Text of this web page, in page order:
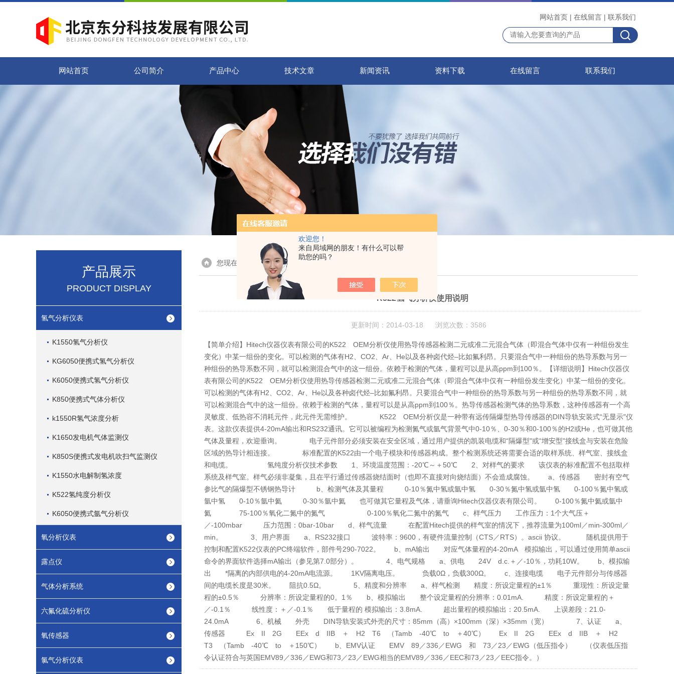
欢迎您！
来自局域网的朋友！有什么可以帮
助您的吗？
网站首页 | 在线留言 | 联系我们
网站首页 公司简介 产品中心 技术文章 新闻资讯 资料下载 在线留言 联系我们
产品展示
PRODUCT DISPLAY
氢气分析仪表
K1550氢气分析仪
KG6050便携式氢气分析仪
K6050便携式氢气分析仪
K850便携式气体分析仪
k1550R氢气浓度分析
K1650发电机气体监测仪
K850S便携式发电机吹扫气监测仪
K1550水电解制氢浓度
K522氢纯度分析仪
K6050便携式氩气分析仪
氧分析仪表
露点仪
气体分析系统
六氟化硫分析仪
氧传感器
氯气分析仪表
您现在的位置：首页> 技术文章 > K522氢气分析仪使用说明
K522氢气分析仪使用说明
更新时间：2014-03-18 浏览次数：3586
【简单介绍】Hitech仪器仪表有限公司的K522 OEM分析仪使用热导传感器检测二元或准二元混合气体（即混合气体中仅有一种组份发生
变化）中某一组份的变化。可以检测的气体有H2、CO2、Ar、He以及各种卤代烃–比如氟利昂。只要混合气中一种组份的热导系数与另一
种组份的热导系数不同，就可以检测混合气中的这一组份。依赖于检测的气体，量程可以是从高ppm到100％。【详细说明】Hitech仪器仪
表有限公司的K522 OEM分析仪使用热导传感器检测二元或准二元混合气体（即混合气体中仅有一种组份发生变化）中某一组份的变化。
可以检测的气体有H2、CO2、Ar、He以及各种卤代烃–比如氟利昂。只要混合气中一种组份的热导系数与另一种组份的热导系数不同，就
可以检测混合气中的这一组份。依赖于检测的气体，量程可以是从高ppm到100％。热导传感器检测气体的热导系数，这种传感器有一个高
灵敏度、低热容不消耗元件，此元件无需维护。 K522 OEM分析仪是一种带有远传隔爆型热导传感器的DIN导轨安装式“无显示"仪
表。这款仪表提供4-20mA输出和RS232通讯。它可以被编程为检测氮气或氩气背景气中0-10％、0-30％和0-100％的H2或He，也可做其他
气体及量程，欢迎垂询。 电子元件部分必须安装在安全区域，通过用户提供的凯装电缆和“隔爆型"或“增安型"接线盒与安装在危险
区域的热导计相连接。 标准配置的K522由一个电子模块和传感器构成。整个检测系统还将需要合适的取样系统、样气室、接线盒
和电缆。 氢纯度分析仪技术参数 1、环境温度范围：-20℃～＋50℃ 2、对样气的要求 该仪表的标准配置不包括取样
系统及样气室。样气必须非凝集，且在平行通过传感器烧结面时（也即不直接对向烧结面）不会造成腐蚀。 a、传感器 密封有空气
参比气的隔爆型不锈钢热导计 b、检测气体及其量程 0-10％氮中氢或氩中氢 0-30％氮中氢或氩中氢 0-100％氮中氢或
氩中氢 0-10％氩中氦 0-30％氩中氦 也可做其它量程及气体，请垂询Hitech仪器仪表有限公司。 0-100％氮中氦或氩中
氦 75-100％氧化二氮中的氮气 0-100％氧化二氮中的氮气 c、样气压力 工作压力：1个大气压＋
／-100mbar 压力范围：0bar-10bar d、样气流量 在配置Hitech提供的样气室的情况下，推荐流量为100ml／min-300ml／
min。 3、用户界面 a、RS232接口 波特率：9600，有硬件流量控制（CTS／RTS）。ascii 协议。 随机提供用于
控制和配置K522仪表的PC终端软件，部件号290-7022。 b、mA输出 对应气体量程的4-20mA 模拟输出，可以通过使用简单ascii
命令的界面软件选择mA输出（参见第7.0部分）。 4、电气规格 a、供电 24V d.c.＋／-10％，功耗10W。 b、模拟输
出 *隔离的内部供电的4-20mA电流源。 1KV隔离电压。 负载0Ω，负载300Ω。 c、连接电缆 电子元件部分与传感器
间的电缆长度是30米。 阻抗0.5Ω。 5、精度和分辨率 a、样气检测 精度：所设定量程的±1％ 重现性：所设定量
程的±0.5％ 分辨率：所设定量程的0。1％ b、模拟输出 整个设定量程的分辨率：0.01mA. 精度：所设定量程的＋
／-0.1％ 线性度：＋／-0.1％ 低于量程的 模拟输出：3.8mA. 超出量程的模拟输出：20.5mA. 上误差段：21.0-
24.0mA 6、机械 外壳 DIN导轨安装式外壳的尺寸：85mm（高）×100mm（深）×35mm（宽） 7、认证 a、
传感器 Ex II 2G EEx d IIB ＋ H2 T6 （Tamb -40℃ to ＋40℃） Ex II 2G EEx d IIB ＋ H2
T3 （Tamb -40℃ to ＋150℃） b、EMV认证 EMV 89／336／EWG 和 73／23／EWG（低压指令） （仪表低压指
令认证符合与英国EMV89／336／EWG和73／23／EWG相当的EMV89／336／EEC和73／23／EEC指令。）